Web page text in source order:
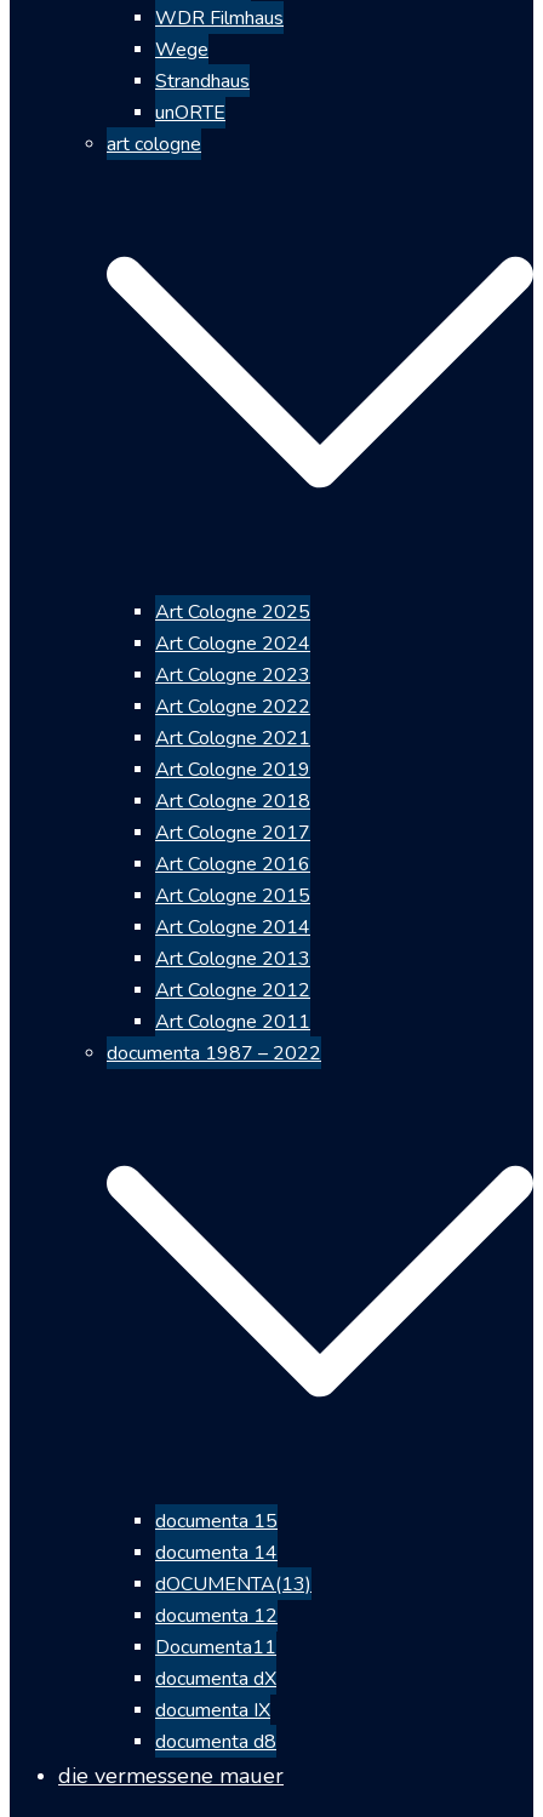
WDR Filmhaus
Wege
Strandhaus
unORTE
art cologne
Art Cologne 2025
Art Cologne 2024
Art Cologne 2023
Art Cologne 2022
Art Cologne 2021
Art Cologne 2019
Art Cologne 2018
Art Cologne 2017
Art Cologne 2016
Art Cologne 2015
Art Cologne 2014
Art Cologne 2013
Art Cologne 2012
Art Cologne 2011
documenta 1987 – 2022
documenta 15
documenta 14
dOCUMENTA(13)
documenta 12
Documenta11
documenta dX
documenta IX
documenta d8
die vermessene mauer